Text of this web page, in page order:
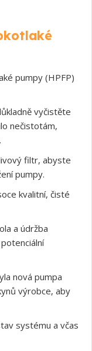
pumpy (HPFP)
vyčistěte
nečistotám,
filtr, abyste
pumpy.
kvalitní, čisté
a údržba
nová pumpa
výrobce, aby
systému a včas